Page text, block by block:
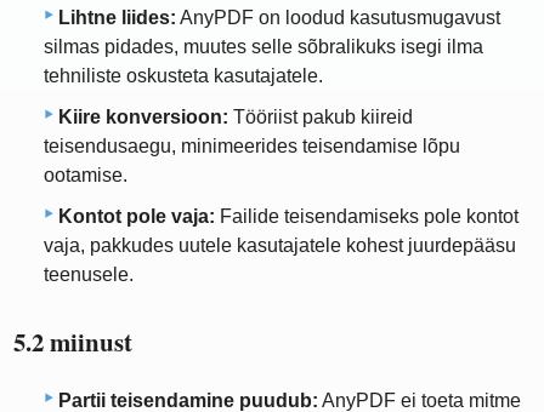
Lihtne liides: AnyPDF on loodud kasutusmugavust
silmas pidades, muutes selle sõbralikuks isegi ilma
tehniliste oskusteta kasutajatele.
Kiire konversioon: Tööriist pakub kiireid
teisendusaegu, minimeerides teisendamise lõpu
ootamise.
Kontot pole vaja: Failide teisendamiseks pole kontot
vaja, pakkudes uutele kasutajatele kohest juurdepääsu
teenusele.
5.2 miinust
Partii teisendamine puudub: AnyPDF ei toeta mitme